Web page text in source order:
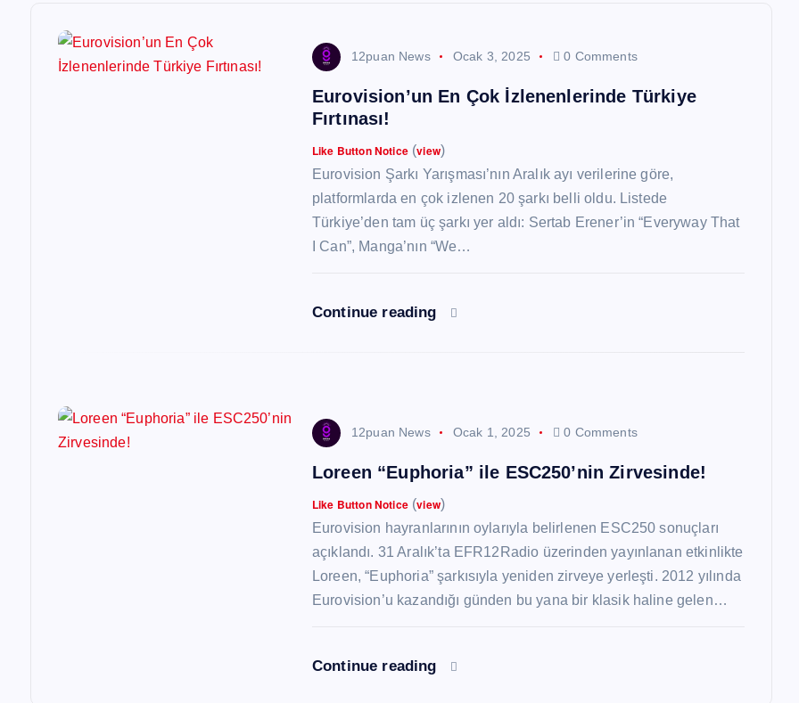
12puan News Ocak 3, 2025 0 Comments
Eurovision’un En Çok İzlenenlerinde Türkiye
Fırtınası!
Like Button Notice(view)
Eurovision Şarkı Yarışması’nın Aralık ayı verilerine göre,
platformlarda en çok izlenen 20 şarkı belli oldu. Listede
Türkiye’den tam üç şarkı yer aldı: Sertab Erener’in “Everyway That
I Can”, Manga’nın “We…
Continue reading
12puan News Ocak 1, 2025 0 Comments
Loreen “Euphoria” ile ESC250’nin Zirvesinde!
Like Button Notice(view)
Eurovision hayranlarının oylarıyla belirlenen ESC250 sonuçları
açıklandı. 31 Aralık’ta EFR12Radio üzerinden yayınlanan etkinlikte
Loreen, “Euphoria” şarkısıyla yeniden zirveye yerleşti. 2012 yılında
Eurovision’u kazandığı günden bu yana bir klasik haline gelen…
Continue reading